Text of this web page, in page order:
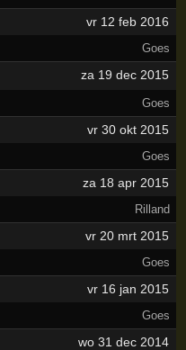
vr 12 feb 2016
Goes
za 19 dec 2015
Goes
vr 30 okt 2015
Goes
za 18 apr 2015
Rilland
vr 20 mrt 2015
Goes
vr 16 jan 2015
Goes
wo 31 dec 2014